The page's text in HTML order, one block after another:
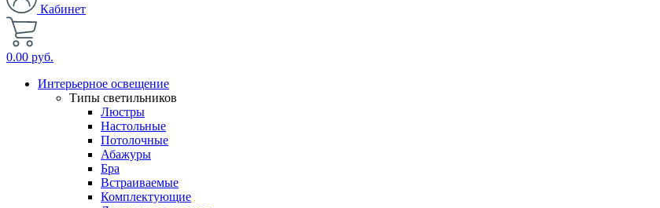
Кабинет
0.00 руб.
Интерьерное освещение
Типы светильников
Люстры
Настольные
Потолочные
Абажуры
Бра
Встраиваемые
Комплектующие